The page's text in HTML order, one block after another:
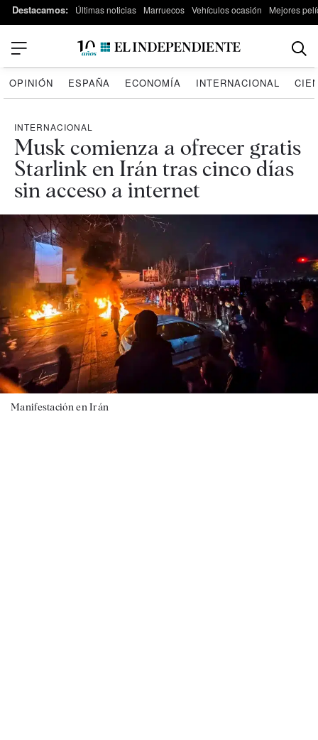
Destacamos: Últimas noticias Marruecos Vehículos ocasión Mejores
OPINIÓN ESPAÑA ECONOMÍA INTERNACIONAL
INTERNACIONAL
Musk comienza a ofrecer gratis
Starlink en Irán tras cinco días
sin acceso a internet
Manifestación en Irán